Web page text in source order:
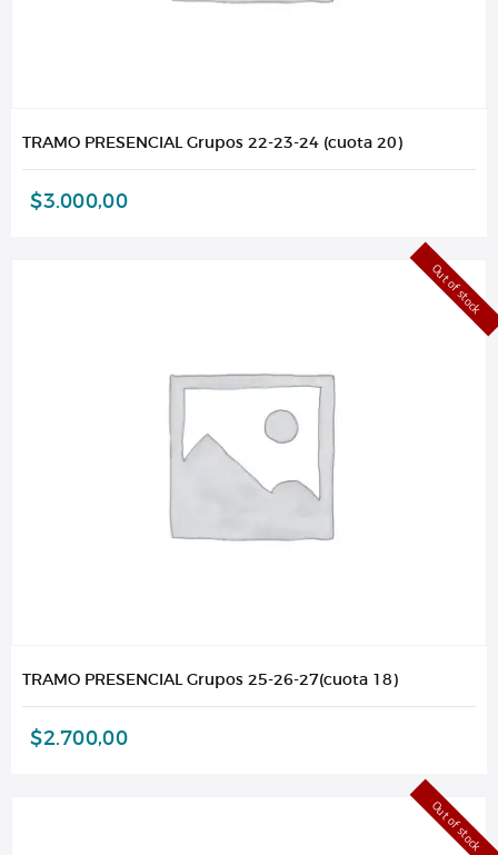
TRAMO PRESENCIAL Grupos 22-23-24 (cuota 20)
$3.000,00
Out of stock
TRAMO PRESENCIAL Grupos 25-26-27(cuota 18)
$2.700,00
Out of stock